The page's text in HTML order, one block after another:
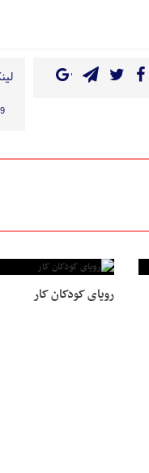
رویای کودکان کار